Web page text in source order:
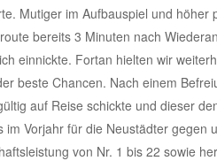
Mutiger im Aufbauspiel und
bereits 3 Minuten nach
einnickte. Fortan hielten wir
beste Chancen. Nach einem
auf Reise schickte und dieser
Vorjahr für die Neustädter
von Nr. 1 bis 22 sowie